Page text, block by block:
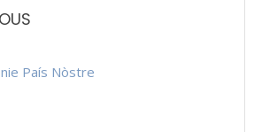
País Nòstre